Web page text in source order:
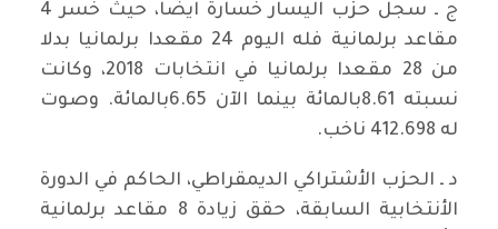
ج ـ سجل حزب اليسار خسارة ايضا، حيث خسر 4
مقاعد برلمانية فله اليوم 24 مقعدا برلمانيا بدلا
من 28 مقعدا برلمانيا في انتخابات 2018، وكانت
نسبته 8.61بالمائة بينما الآن 6.65بالمائة. وصوت
له 412.698 ناخب.
د ـ الحزب الأشتراكي الديمقراطي، الحاكم في الدورة
الأنتخابية السابقة، حقق زيادة 8 مقاعد برلمانية